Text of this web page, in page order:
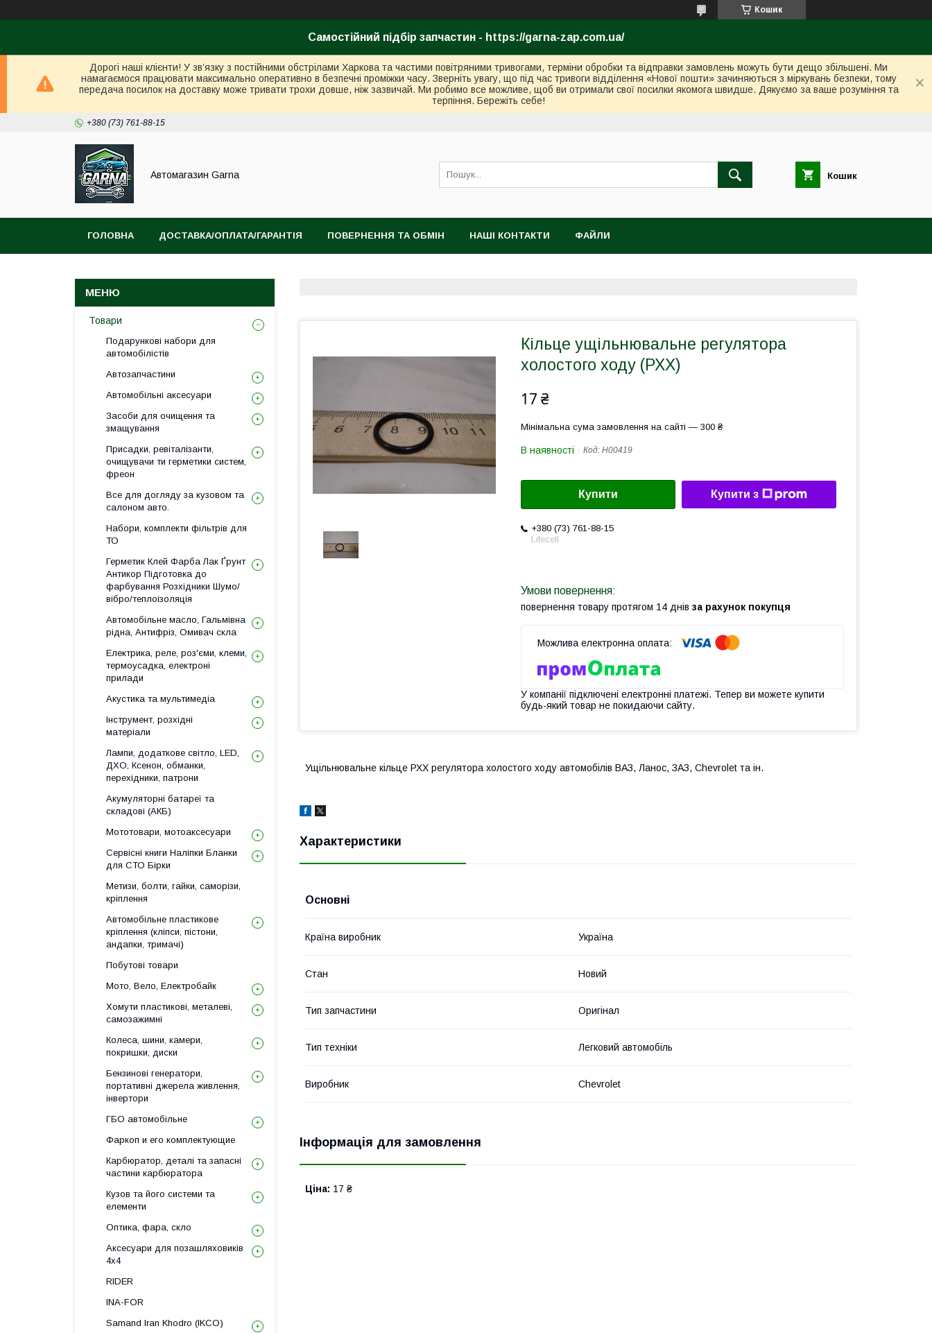
Кошик
Самостійний підбір запчастин - https://garna-zap.com.ua/
Дорогі наші клієнти! У зв’язку з постійними обстрілами Харкова та частими повітряними тривогами, терміни обробки та відправки замовлень можуть бути дещо збільшені. Ми
намагаємося працювати максимально оперативно в безпечні проміжки часу. Зверніть увагу, що під час тривоги відділення «Нової пошти» зачиняються з міркувань безпеки, тому
передача посилок на доставку може тривати трохи довше, ніж зазвичай. Ми робимо все можливе, щоб ви отримали свої посилки якомога швидше. Дякуємо за ваше розуміння та
терпіння. Бережіть себе!
+380 (73) 761-88-15
Автомагазин Garna Кошик
ГОЛОВНА ДОСТАВКА/ОПЛАТА/ГАРАНТІЯ ПОВЕРНЕННЯ ТА ОБМІН НАШІ КОНТАКТИ ФАЙЛИ
Кільце ущільнювальне регулятора
холостого ходу (РХХ)
17 ₴
Мінімальна сума замовлення на сайті — 300 ₴
В наявності Код: Н00419
Купити Купити з
+380 (73) 761-88-15
Lifecell
повернення товару протягом 14 днів за рахунок покупця
У компанії підключені електронні платежі. Тепер ви можете купити
будь-який товар не покидаючи сайту.
Ущільнювальне кільце РХХ регулятора холостого ходу автомобілів ВАЗ, Ланос, ЗАЗ, Chevrolet та ін.
Характеристики
Основні
Країна виробник Україна
Стан Новий
Тип запчастини Оригінал
Тип техніки Легковий автомобіль
Виробник Chevrolet
Інформація для замовлення
Ціна: 17 ₴
Товари
Подарункові набори для
автомобілістів
Автозапчастини
Автомобільні аксесуари
Засоби для очищення та
змащування
Присадки, ревіталізанти,
очищувачи ти герметики систем,
фреон
Все для догляду за кузовом та
салоном авто.
Набори, комплекти фільтрів для
ТО
Герметик Клей Фарба Лак Ґрунт
Антикор Підготовка до
фарбування Розхідники Шумо/
вібро/теплоізоляція
Автомобільне масло, Гальмівна
рідна, Антифріз, Омивач скла
Електрика, реле, роз'єми, клеми,
термоусадка, електроні
прилади
Акустика та мультимедіа
Інструмент, розхідні
матеріали
Лампи, додаткове світло, LED,
ДХО, Ксенон, обманки,
перехідники, патрони
Акумуляторні батареї та
складові (АКБ)
Мототовари, мотоаксесуари
Сервісні книги Наліпки Бланки
для СТО Бірки
Метизи, болти, гайки, саморізи,
кріплення
Автомобільне пластикове
кріплення (кліпси, пістони,
андапки, тримачі)
Побутові товари
Мото, Вело, Електробайк
Хомути пластикові, металеві,
самозажимні
Колеса, шини, камери,
покришки, диски
Бензинові генератори,
портативні джерела живлення,
інвертори
ГБО автомобільне
Фаркоп и его комплектующие
Карбюратор, деталі та запасні
частини карбюратора
Кузов та його системи та
елементи
Оптика, фара, скло
Аксесуари для позашляховиків
4х4
RIDER
INA-FOR
Samand Iran Khodro (IKCO)